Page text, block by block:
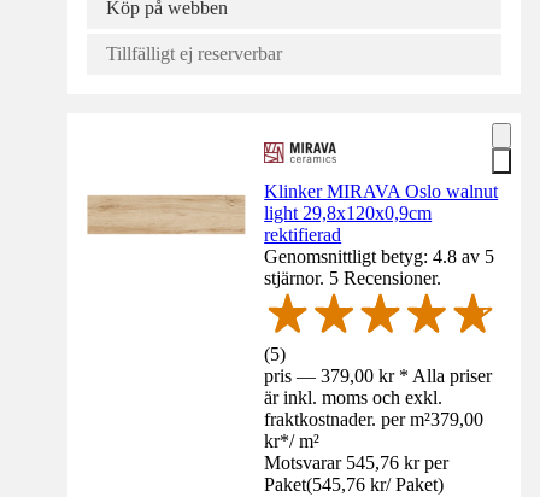
Köp på webben
Tillfälligt ej reserverbar
Klinker MIRAVA Oslo walnut
light 29,8x120x0,9cm
rektifierad
Genomsnittligt betyg: 4.8 av 5
stjärnor. 5 Recensioner.
(5)
pris — 379,00 kr * Alla priser
är inkl. moms och exkl.
fraktkostnader. per m²379,00
kr*/ m²
Motsvarar 545,76 kr per
Paket(545,76 kr/ Paket)